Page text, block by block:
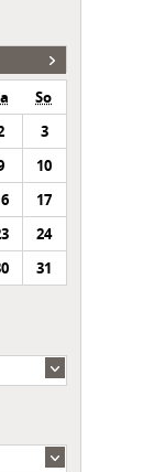
So
3
10
17
24
31